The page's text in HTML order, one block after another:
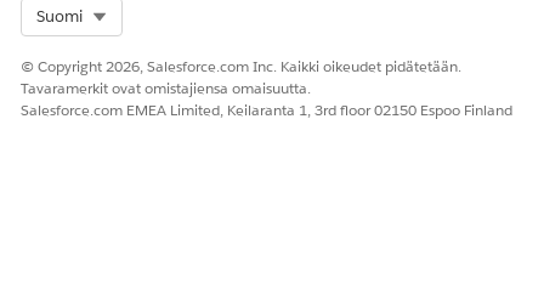
Suomi
© Copyright 2026, Salesforce.com Inc. Kaikki oikeudet pidätetään.
Tavaramerkit ovat omistajiensa omaisuutta.
Salesforce.com EMEA Limited, Keilaranta 1, 3rd floor 02150 Espoo Finland